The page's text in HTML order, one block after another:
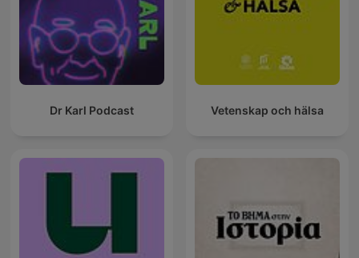
Dr Karl Podcast Vetenskap och hälsa